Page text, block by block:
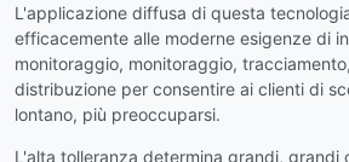
L'applicazione diffusa di questa
efficacemente alle moderne esigenze di
monitoraggio, monitoraggio,
distribuzione per consentire ai clienti di
lontano, più preoccuparsi.
L'alta tolleranza determina grandi, grandi